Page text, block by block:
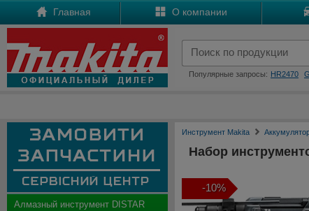
Главная О компании
Популярные запросы: HR2470
Алмазный инструмент DISTAR
Инструмент Makita
Набор
-10%